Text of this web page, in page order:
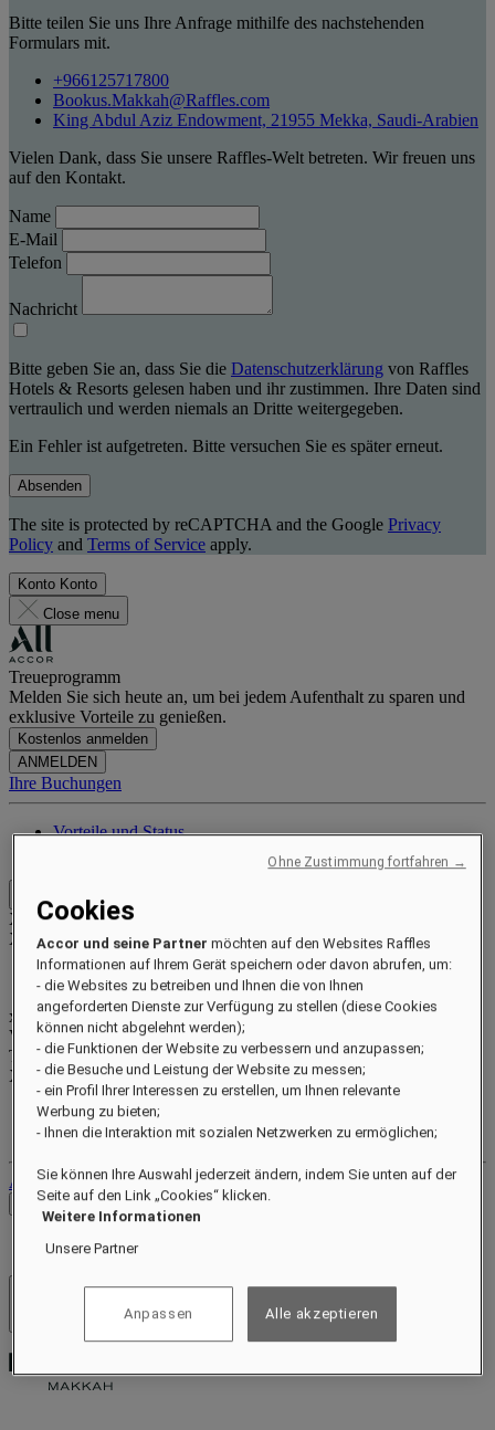
Bitte teilen Sie uns Ihre Anfrage mithilfe des nachstehenden
Formulars mit.
+966125717800
Bookus.Makkah@Raffles.com
King Abdul Aziz Endowment, 21955 Mekka, Saudi-Arabien
Vielen Dank, dass Sie unsere Raffles-Welt betreten. Wir freuen uns
auf den Kontakt.
Name
E-Mail
Telefon
Nachricht
Bitte geben Sie an, dass Sie die Datenschutzerklärung von Raffles
Hotels & Resorts gelesen haben und ihr zustimmen. Ihre Daten sind
vertraulich und werden niemals an Dritte weitergegeben.
Ein Fehler ist aufgetreten. Bitte versuchen Sie es später erneut.
Absenden
The site is protected by reCAPTCHA and the Google Privacy
Policy and Terms of Service apply.
Konto Konto
Close menu
Treueprogramm
Melden Sie sich heute an, um bei jedem Aufenthalt zu sparen und
exklusive Vorteile zu genießen.
Kostenlos anmelden
ANMELDEN
Ihre Buchungen
Vorteile und Status
Close menu
Xxxx Xxxxxxxxx
XXXXXX X XXXXXXXX X
xxxxxxxx
Valid until xx/xx/xxxx
Treuepunkte
XXXpts
Ihr Treuekonto
Ihre Buchungen
Abmelden
Preise prüfen
Cookies
Accor und seine Partner möchten auf den Websites Raffles
Informationen auf Ihrem Gerät speichern oder davon abrufen, um:
- die Websites zu betreiben und Ihnen die von Ihnen
angeforderten Dienste zur Verfügung zu stellen (diese Cookies
können nicht abgelehnt werden);
- die Funktionen der Website zu verbessern und anzupassen;
- die Besuche und Leistung der Website zu messen;
- ein Profil Ihrer Interessen zu erstellen, um Ihnen relevante
Werbung zu bieten;
- Ihnen die Interaktion mit sozialen Netzwerken zu ermöglichen;
Sie können Ihre Auswahl jederzeit ändern, indem Sie unten auf der
Seite auf den Link „Cookies“ klicken.
Weitere Informationen
Unsere Partner
Anpassen Alle akzeptieren
Ohne Zustimmung fortfahren →